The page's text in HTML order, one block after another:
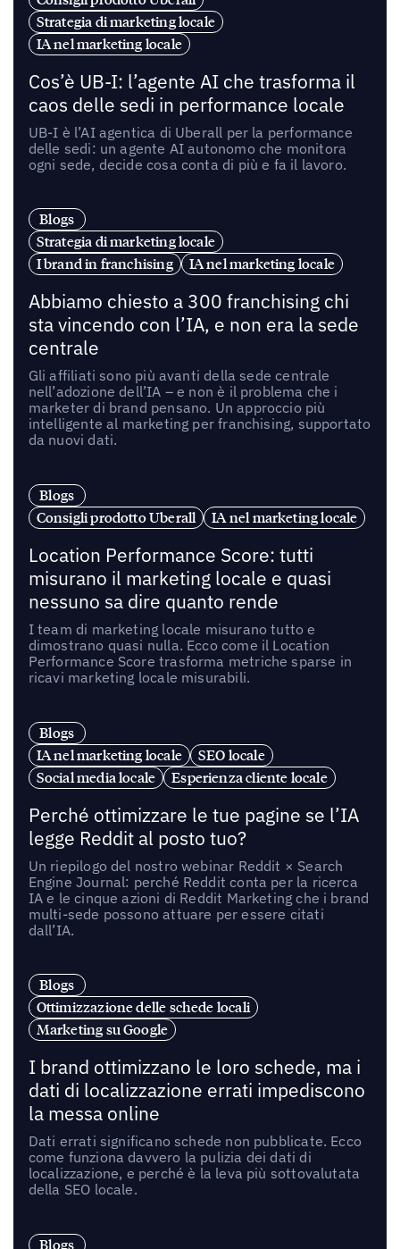
Strategia di marketing locale
IA nel marketing locale
Cos’è UB-I: l’agente AI che trasforma il
caos delle sedi in performance locale
UB-I è l’AI agentica di Uberall per la performance
delle sedi: un agente AI autonomo che monitora
ogni sede, decide cosa conta di più e fa il lavoro.
Blogs
Strategia di marketing locale
I brand in franchising
IA nel marketing locale
Abbiamo chiesto a 300 franchising chi
sta vincendo con l’IA, e non era la sede
centrale
Gli affiliati sono più avanti della sede centrale
nell’adozione dell’IA – e non è il problema che i
marketer di brand pensano. Un approccio più
intelligente al marketing per franchising, supportato
da nuovi dati.
Blogs
Consigli prodotto Uberall
IA nel marketing locale
Location Performance Score: tutti
misurano il marketing locale e quasi
nessuno sa dire quanto rende
I team di marketing locale misurano tutto e
dimostrano quasi nulla. Ecco come il Location
Performance Score trasforma metriche sparse in
ricavi marketing locale misurabili.
Blogs
IA nel marketing locale
SEO locale
Social media locale
Esperienza cliente locale
Perché ottimizzare le tue pagine se l’IA
legge Reddit al posto tuo?
Un riepilogo del nostro webinar Reddit × Search
Engine Journal: perché Reddit conta per la ricerca
IA e le cinque azioni di Reddit Marketing che i brand
multi-sede possono attuare per essere citati
dall’IA.
Blogs
Ottimizzazione delle schede locali
Marketing su Google
I brand ottimizzano le loro schede, ma i
dati di localizzazione errati impediscono
la messa online
Dati errati significano schede non pubblicate. Ecco
come funziona davvero la pulizia dei dati di
localizzazione, e perché è la leva più sottovalutata
della SEO locale.
Blogs